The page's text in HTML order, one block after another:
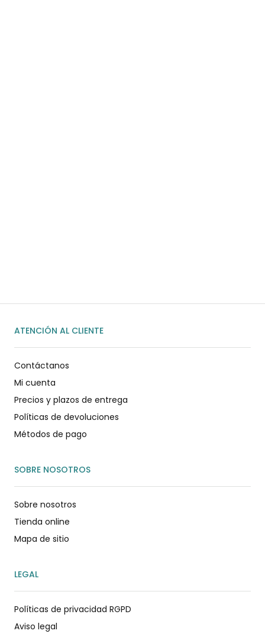
ATENCIÓN AL CLIENTE
Contáctanos
Mi cuenta
Precios y plazos de entrega
Políticas de devoluciones
Métodos de pago
SOBRE NOSOTROS
Sobre nosotros
Tienda online
Mapa de sitio
LEGAL
Políticas de privacidad RGPD
Aviso legal